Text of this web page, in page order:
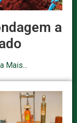
a
Mais...